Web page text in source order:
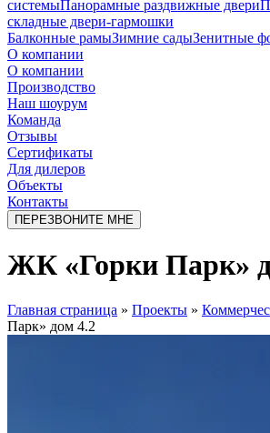
системыПанорамные раздвижные двери
складные двери-гармошки
Балконные рамыЗимние садыЗенитные
О компании
О компании
Производство
Наш шоурум
Команда
Отзывы
Сертификаты
Для дилеров
Объекты
Контакты
ПЕРЕЗВОНИТЕ МНЕ
ЖК «Горки Парк»
Главная страница » Проекты »
Парк» дом 4.2